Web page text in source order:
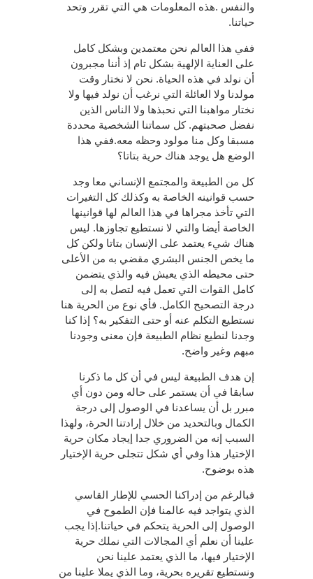
والنفس .هذه المعلومات هي التي تقرر وتحد
حياتنا.
ففي هذا العالم نحن معتمدين وبشكل كامل
على العناية الإلهية بشكل تام إذ أننا مجبرون
أن نولد في هذه الحياة. نحن لا نختار وقت
مولدنا ولا العائلة التي نرغب أن نولد فيها ولا
نختار مواهبنا التي نحبذها ولا الناس الذين
نفضل صحبتهم. كل سماتنا الشخصية محددة
مسبقا وكل منا مولود وحظه معه.ففي هذا
الوضع هل يوجد هناك حرية بتاتا؟
كل من الطبيعة والمجتمع الإنساني معا وجد
حسب قوانينه الخاصة به وكذلك كل التغيرات
التي تأخذ مجراها في هذا العالم لها قوانينها
الخاصة أيضا والتي لا نستطيع تجاوزها. ليس
هناك شيء يعتمد على الإنسان بتاتا ولكن كل
ما يخص الجنس البشري مقضي به من الأعلى
حتى محيطه الذي يعيش فيه والذي يتضمن
كامل القوات التي تعمل فيه لتصل به إلى
درجة التصحيح الكامل. فأي نوع من الحرية هنا
نستطيع التكلم عنه أو حتى التفكير به؟ إذا كنا
وجدنا لنطيع نظام الطبيعة فإن معنى وجودنا
مبهم وغير واضح.
إن هدف الطبيعة ليس في أن كل ما ذكرنا
سابقا في أن يستمر على حاله ومن دون أي
مبرر بل أن يساعدنا في الوصول إلى درجة
الكمال وبالتحديد من خلال إرادتنا الحرة، ولهذا
السبب إنه من الضروري جدا إيجاد مكان حرية
الإختيار هذا وفي أي شكل تتجلى حرية الإختيار
هذه بوضوح.
فبالرغم من إدراكنا الحسي للإطار القاسي
الذي يتواجد فيه عالمنا فإن الطموح في
الوصول إلى الحرية يتحكم في حياتنا.إذا يجب
علينا أن نعلم أي المجالات التي نملك حرية
الإختيار فيها، ما الذي يعتمد علينا نحن
ونستطيع تقريره بحرية، وما الذي يملا علينا من